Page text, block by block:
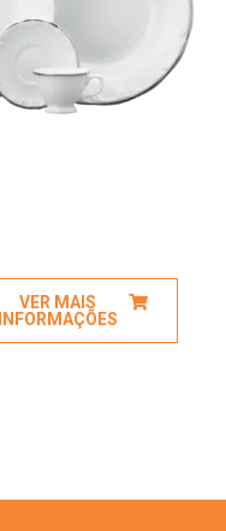
VER MAIS
INFORMAÇÕES